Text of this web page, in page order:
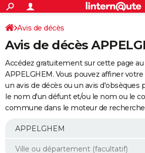
ACTUALITÉS
Politique
Société
Faits Divers
Education
Monde
Villes
+
SPORT
Coupe du monde 2026
Football
Tennis
Cyclisme
Rugby
Forum
Programme TV
TNT
Streaming
Cinéma
Sorties cinéma
Musique
+
FINANCE
Impôts
Immobilier
Risques naturels par ville
Banque
Assurance
Crédit
AUTO
Essais
Réserver un essai
Citadines
Berlines
SUV
Forum auto
+
Mobiles
Meilleur smartphone
Internet
Ordinateurs
Jeux vidéo
Guide high-tech
Avis de décès
Avis de décès
Accédez gratuitement sur cette page
APPELGHEM. Vous pouvez affiner
un avis de décès ou un avis d'obsèques
le nom d'un défunt et/ou le nom ou le
commune dans le moteur de recherche